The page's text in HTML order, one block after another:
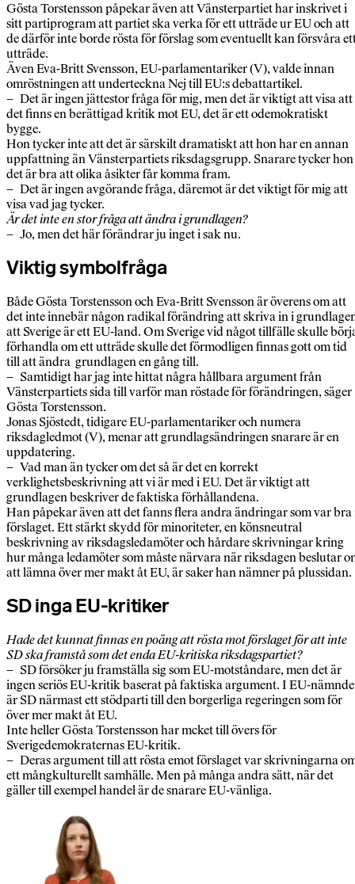
Gösta Torstensson påpekar även att Vänsterpartiet har inskrivet i
sitt partiprogram att partiet ska verka för ett utträde ur EU och att
de därför inte borde rösta för förslag som eventuellt kan försvåra
utträde.
Även Eva-Britt Svensson, EU-parlamentariker (V), valde innan
omröstningen att underteckna Nej till EU:s debattartikel.
– Det är ingen jättestor fråga för mig, men det är viktigt att visa att
det finns en berättigad kritik mot EU, det är ett odemokratiskt
bygge.
Hon tycker inte att det är särskilt dramatiskt att hon har en annan
uppfattning än Vänsterpartiets riksdagsgrupp. Snarare tycker hon
det är bra att olika åsikter får komma fram.
– Det är ingen avgörande fråga, däremot är det viktigt för mig att
visa vad jag tycker.
Är det inte en stor fråga att ändra i grundlagen?
– Jo, men det här förändrar ju inget i sak nu.
Viktig symbolfråga
Både Gösta Torstensson och Eva-Britt Svensson är överens om att
det inte innebär någon radikal förändring att skriva in i
att Sverige är ett EU-land. Om Sverige vid något tillfälle skulle
förhandla om ett utträde skulle det förmodligen finnas gott om tid
till att ändra grundlagen en gång till.
– Samtidigt har jag inte hittat några hållbara argument från
Vänsterpartiets sida till varför man röstade för förändringen, säger
Gösta Torstensson.
Jonas Sjöstedt, tidigare EU-parlamentariker och numera
riksdagledmot (V), menar att grundlagsändringen snarare är en
uppdatering.
– Vad man än tycker om det så är det en korrekt
verklighetsbeskrivning att vi är med i EU. Det är viktigt att
grundlagen beskriver de faktiska förhållandena.
Han påpekar även att det fanns flera andra ändringar som var bra
förslaget. Ett stärkt skydd för minoriteter, en könsneutral
beskrivning av riksdagsledamöter och hårdare skrivningar kring
hur många ledamöter som måste närvara när riksdagen beslutar
att lämna över mer makt åt EU, är saker han nämner på plussidan.
SD inga EU-kritiker
Hade det kunnat finnas en poäng att rösta mot förslaget för att inte
SD ska framstå som det enda EU-kritiska riksdagspartiet?
– SD försöker ju framställa sig som EU-motståndare, men det är
ingen seriös EU-kritik baserat på faktiska argument. I EU-
är SD närmast ett stödparti till den borgerliga regeringen som för
över mer makt åt EU.
Inte heller Gösta Torstensson har mcket till övers för
Sverigedemokraternas EU-kritik.
– Deras argument till att rösta emot förslaget var skrivningarna
ett mångkulturellt samhälle. Men på många andra sätt, när det
gäller till exempel handel är de snarare EU-vänliga.